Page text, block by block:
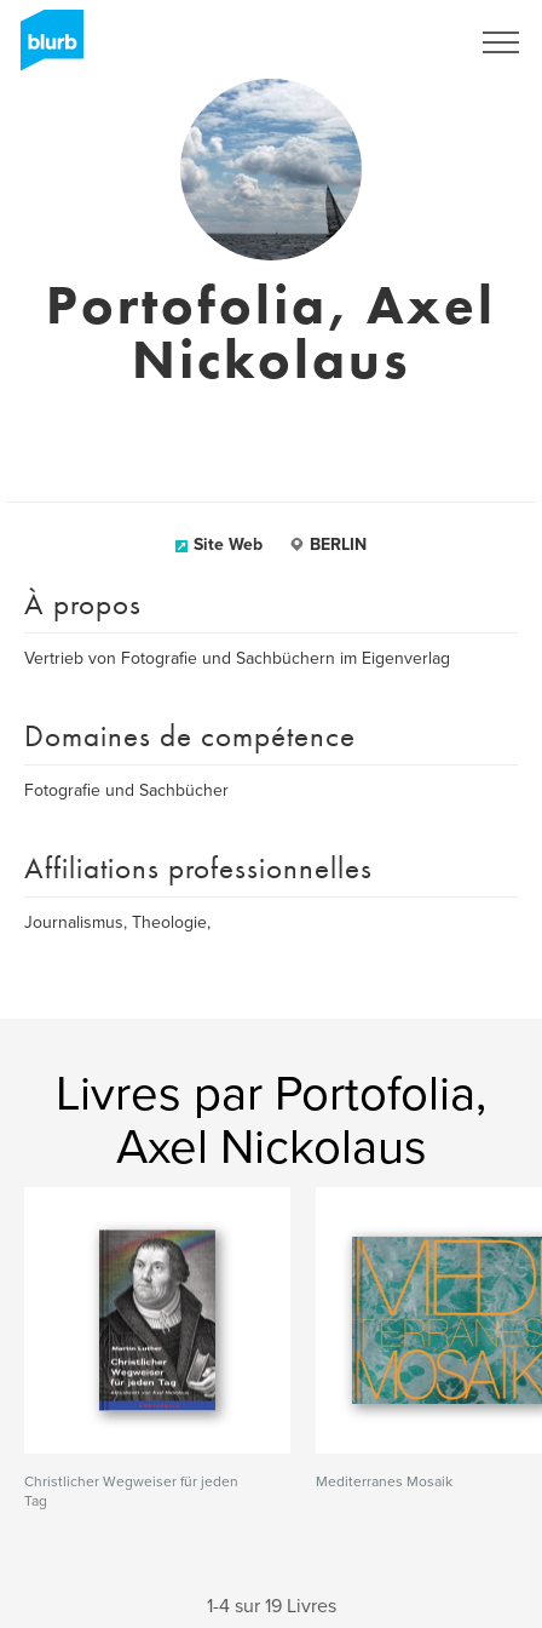
Portofolia, Axel
Nickolaus
Site Web BERLIN
À propos
Vertrieb von Fotografie und Sachbüchern im Eigenverlag
Domaines de compétence
Fotografie und Sachbücher
Affiliations professionnelles
Journalismus, Theologie,
Livres par Portofolia,
Axel Nickolaus
Christlicher Wegweiser für jeden
Tag
Mediterranes Mosaik
1-4 sur 19 Livres